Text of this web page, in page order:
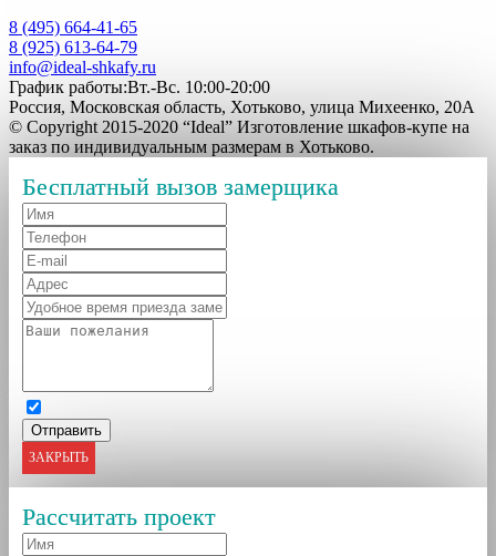
8 (495) 664-41-65
8 (925) 613-64-79
info@ideal-shkafy.ru
График работы:Вт.-Вс. 10:00-20:00
Россия, Московская область, Хотьково, улица Михеенко, 20А
© Copyright 2015-2020 “Ideal” Изготовление шкафов-купе на
заказ по индивидуальным размерам в Хотьково.
Бесплатный вызов замерщика
ЗАКРЫТЬ
Рассчитать проект